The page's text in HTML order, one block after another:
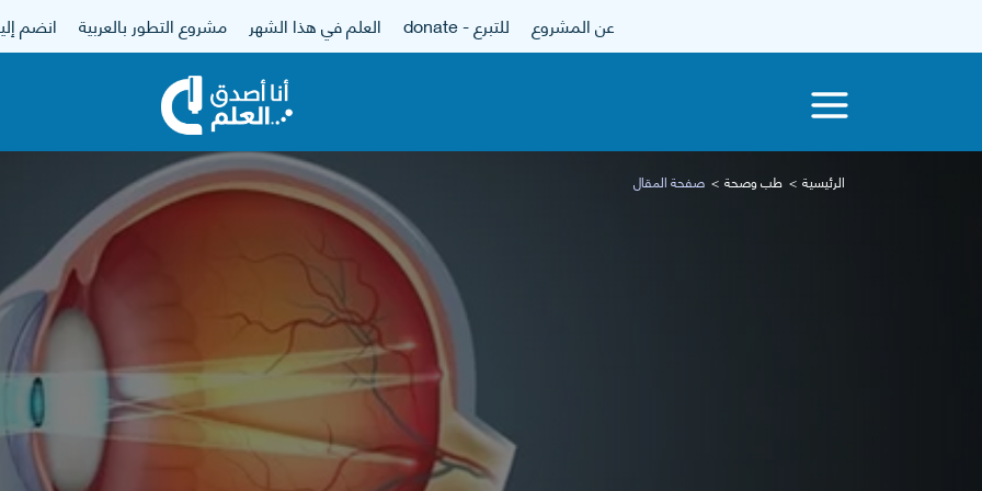
عن المشروع للتبرع - donate العلم في هذا الشهر مشروع التطور بالعربية انضم
الرئيسية طب وصحة صفحة المقال